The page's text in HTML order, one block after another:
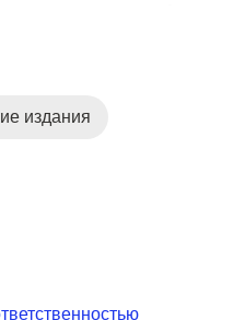
выходящая 1 раз в
материалы,
издания